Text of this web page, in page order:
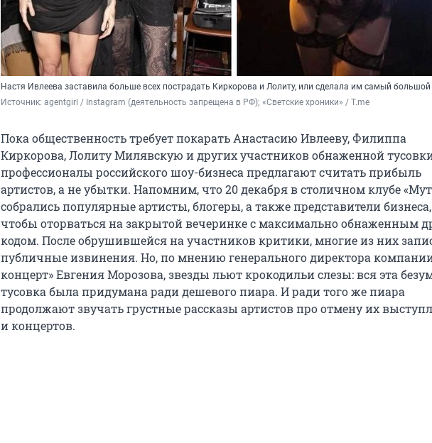
Настя Ивлеева заставила больше всех пострадать Киркорова и Лолиту, или сделала им самый
Источник: agentgirl / Instagram (деятельность запрещена в РФ); «Светские хроники» / T.me
Пока общественность требует покарать Анастасию Ивлееву, Филиппа
Киркорова, Лолиту Милявскую и других участников обнаженной
профессионалы российского шоу-бизнеса предлагают считать прибыль
артистов, а не убытки. Напомним, что 20 декабря в столичном клубе
собрались популярные артисты, блогеры, а также представители бизнеса,
чтобы оторваться на закрытой вечеринке с максимально обнаженным
кодом. После обрушившейся на участников критики, многие из них
публичные извинения. Но, по мнению генерального директора
концерт» Евгения Морозова, звезды льют крокодильи слезы: вся эта
тусовка была придумана ради дешевого пиара. И ради того же пиара
продолжают звучать грустные рассказы артистов про отмену их
и концертов.